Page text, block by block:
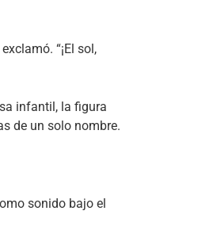
“¡El sol,
infantil, la figura
de un solo nombre.
sonido bajo el